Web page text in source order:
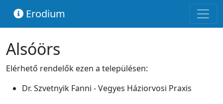
Erodium
Alsóörs
Elérhető rendelők ezen a településen:
Dr. Szvetnyik Fanni - Vegyes Háziorvosi Praxis